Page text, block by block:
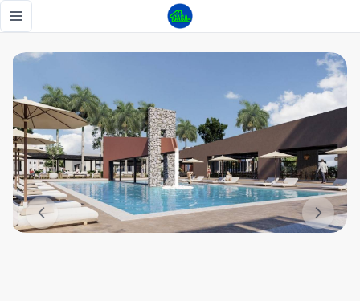
Toggle navigation menu
Vive en una casa en Santo Domingo - Tu Casa RD